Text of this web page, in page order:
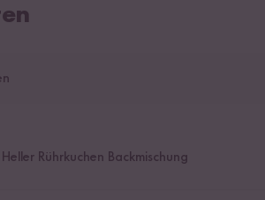
Rührkuchen Backmischung